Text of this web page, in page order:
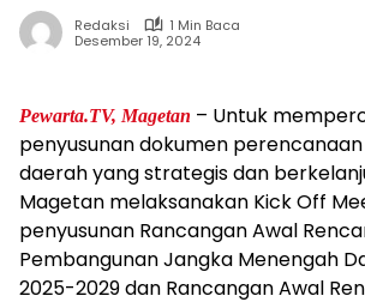
Redaksi
1 Min Baca
Desember 19, 2024
Pewarta.TV, Magetan – Untuk
penyusunan dokumen
daerah yang strategis dan
Magetan melaksanakan Kick Off
penyusunan Rancangan Awal
Pembangunan Jangka Menengah
2025-2029 dan Rancangan Awal